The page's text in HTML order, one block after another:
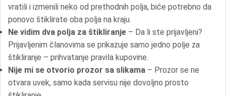
vratili i izmenili neko od prethodnih polja, biće potrebno da
ponovo štiklirate oba polja na kraju.
Ne vidim dva polja za štikliranje – Da li ste prijavljeni?
Prijavljenim članovima se prikazuje samo jedno polje za
štikliranje – prihvatanje pravila kupovine.
Nije mi se otvorio prozor sa slikama – Prozor se ne
otvara uvek, samo kada servisu nije dovoljno prosto